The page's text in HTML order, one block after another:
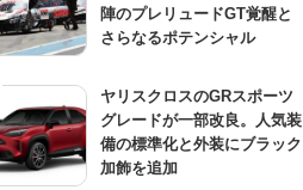
陣のプレリュードGT覚醒と
さらなるポテンシャル
ヤリスクロスのGRスポーツ
グレードが一部改良。人気装
備の標準化と外装にブラック
加飾を追加